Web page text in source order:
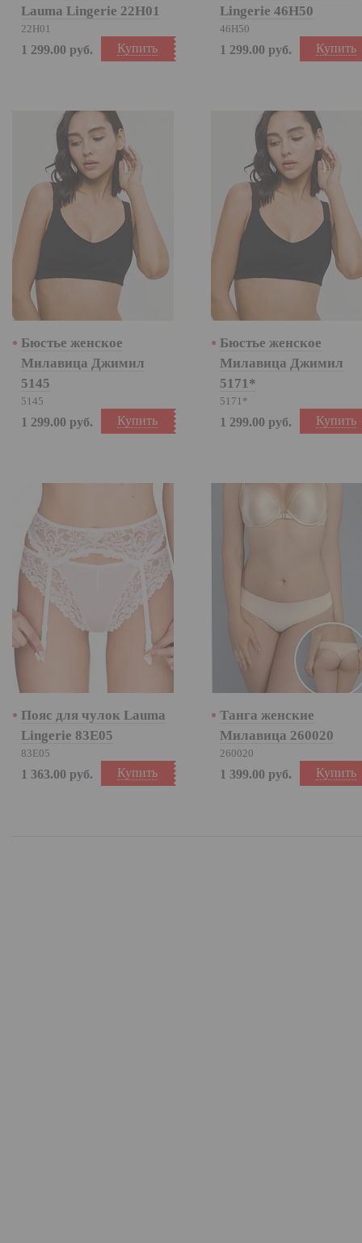
Lauma Lingerie 22H01
22H01
Купить
1 299.00 руб.
Lingerie 46H50
46H50
Купить
1 299.00 руб.
Бюстье женское
Милавица Джимил
5145
5145
Купить
1 299.00 руб.
Бюстье женское
Милавица Джимил
5171*
5171*
Купить
1 299.00 руб.
Пояс для чулок Lauma
Lingerie 83E05
83E05
Купить
1 363.00 руб.
Танга женские
Милавица 260020
260020
Купить
1 399.00 руб.